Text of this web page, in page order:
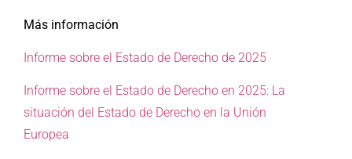
Más información
Informe sobre el Estado de Derecho de 2025
Informe sobre el Estado de Derecho en 2025: La
situación del Estado de Derecho en la Unión
Europea